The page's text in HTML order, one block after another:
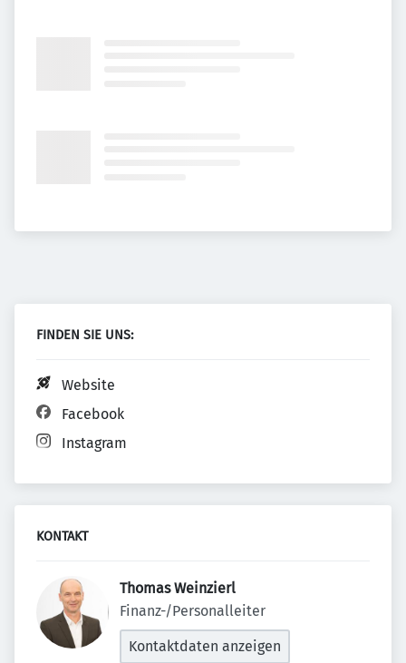
FINDEN SIE UNS:
Website
Facebook
Instagram
KONTAKT
Thomas Weinzierl
Finanz-/Personalleiter
Kontaktdaten anzeigen